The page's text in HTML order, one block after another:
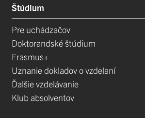
Štúdium
Pre uchádzačov
Doktorandské štúdium
Erasmus+
Uznanie dokladov o vzdelaní
Ďalšie vzdelávanie
Klub absolventov